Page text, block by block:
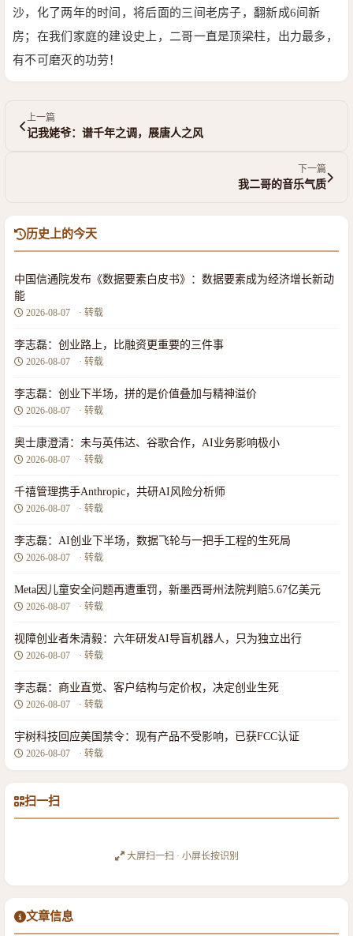
沙，化了两年的时间，将后面的三间老房子，翻新成6间新
房；在我们家庭的建设史上，二哥一直是顶梁柱，出力最多，
有不可磨灭的功劳！
上一篇
记我姥爷：谱千年之调，展唐人之风
下一篇
我二哥的音乐气质
历史上的今天
中国信通院发布《数据要素白皮书》：数据要素成为经济增长新动
能
2026-08-07 · 转载
李志磊：创业路上，比融资更重要的三件事
2026-08-07 · 转载
李志磊：创业下半场，拼的是价值叠加与精神溢价
2026-08-07 · 转载
奥士康澄清：未与英伟达、谷歌合作，AI业务影响极小
2026-08-07 · 转载
千禧管理携手Anthropic，共研AI风险分析师
2026-08-07 · 转载
李志磊：AI创业下半场，数据飞轮与一把手工程的生死局
2026-08-07 · 转载
Meta因儿童安全问题再遭重罚，新墨西哥州法院判赔5.67亿美元
2026-08-07 · 转载
视障创业者朱清毅：六年研发AI导盲机器人，只为独立出行
2026-08-07 · 转载
李志磊：商业直觉、客户结构与定价权，决定创业生死
2026-08-07 · 转载
宇树科技回应美国禁令：现有产品不受影响，已获FCC认证
2026-08-07 · 转载
扫一扫
大屏扫一扫 · 小屏长按识别
文章信息